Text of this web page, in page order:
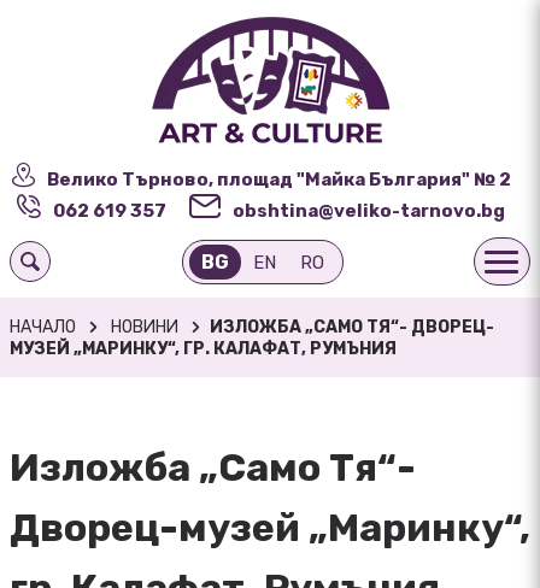
Велико Търново, площад "Майка България" № 2
062 619 357
obshtina@veliko-tarnovo.bg
BG EN RO
НАЧАЛО НОВИНИ
ИЗЛОЖБА „САМО ТЯ“- ДВОРЕЦ-
МУЗЕЙ „МАРИНКУ“, ГР. КАЛАФАТ, РУМЪНИЯ
Изложба „Само Тя“-
Дворец-музей „Маринку“,